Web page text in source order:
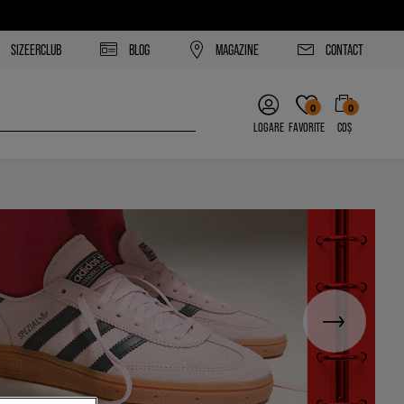
SIZEERCLUB BLOG MAGAZINE CONTACT
LOGARE
0
FAVORITE
0
COȘ